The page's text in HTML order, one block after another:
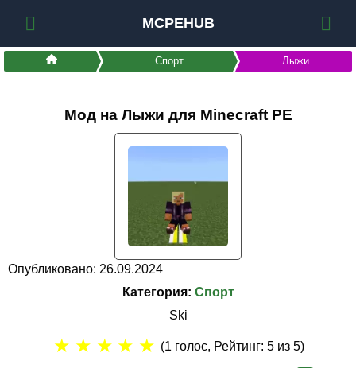
MCPEHUB
Спорт Лыжи
Мод на Лыжи для Minecraft PE
Опубликовано: 26.09.2024
Категория: Спорт
Ski
★ ★ ★ ★ ★ (1 голос, Рейтинг:5 из 5)